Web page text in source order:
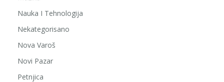
Nauka I Tehnologija
Nekategorisano
Nova Varoš
Novi Pazar
Petnjica